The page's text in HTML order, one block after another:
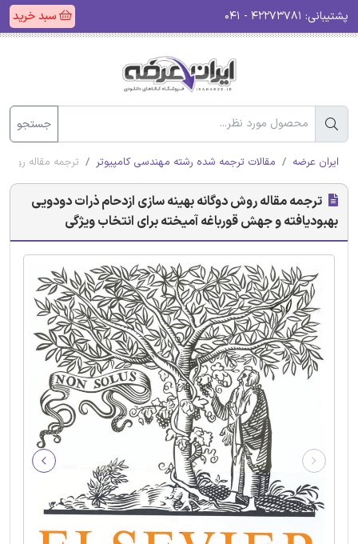
پشتیبانی: سبد خرید
جستجو
ایران عرضه مقالات ترجمه شده رشته مهندسی کامپیوتر ترجمه مقاله روش
ترجمه مقاله روش دوگانه‌ بهینه سازی ازدحام ذرات دودویی
بهبودیافته و جهش قورباغه آمیخته برای انتخاب ویژگی